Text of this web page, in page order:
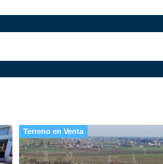
Terreno en Venta